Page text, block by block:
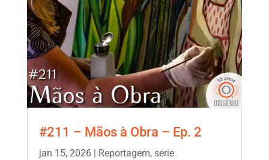
#211 – Mãos à Obra – Ep. 2
jan 15, 2026| Reportagem, serie